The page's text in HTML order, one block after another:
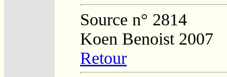
Source n° 2814
Koen Benoist 2007
Retour